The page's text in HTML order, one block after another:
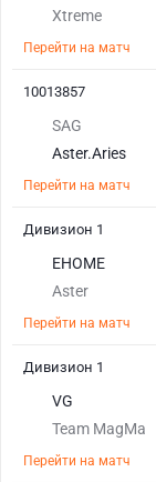
Xtreme
Перейти на матч
SAG
Aster.Aries
Перейти на матч
10013857
EHOME
Aster
Перейти на матч
Дивизион 1
VG
Team MagMa
Перейти на матч
Дивизион 1